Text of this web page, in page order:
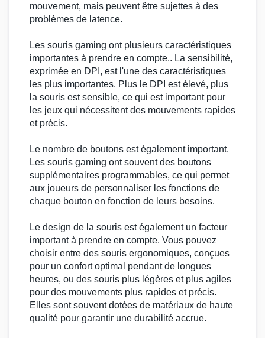
mouvement, mais peuvent être sujettes à des
problèmes de latence.
Les souris gaming ont plusieurs caractéristiques
importantes à prendre en compte.. La sensibilité,
exprimée en DPI , est l'une des caractéristiques
les plus importantes. Plus le DPI est élevé, plus
la souris est sensible, ce qui est important pour
les jeux qui nécessitent des mouvements rapides
et précis.
Le nombre de boutons est également important.
Les souris gaming ont souvent des boutons
supplémentaires programmables, ce qui permet
aux joueurs de personnaliser les fonctions de
chaque bouton en fonction de leurs besoins.
Le design de la souris est également un facteur
important à prendre en compte. Vous pouvez
choisir entre des souris ergonomiques, conçues
pour un confort optimal pendant de longues
heures, ou des souris plus légères et plus agiles
pour des mouvements plus rapides et précis.
Elles sont souvent dotées de matériaux de haute
qualité pour garantir une durabilité accrue.